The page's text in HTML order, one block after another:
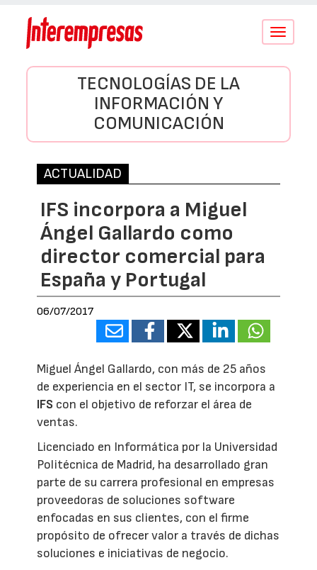
Conmutar
TECNOLOGÍAS DE LA
INFORMACIÓN Y
COMUNICACIÓN
ACTUALIDAD
IFS incorpora a Miguel
Ángel Gallardo como
director comercial para
España y Portugal
06/07/2017
Miguel Ángel Gallardo, con más de 25 años
de experiencia en el sector IT, se incorpora a
IFS con el objetivo de reforzar el área de
ventas.
Licenciado en Informática por la Universidad
Politécnica de Madrid, ha desarrollado gran
parte de su carrera profesional en empresas
proveedoras de soluciones software
enfocadas en sus clientes, con el firme
propósito de ofrecer valor a través de dichas
soluciones e iniciativas de negocio.